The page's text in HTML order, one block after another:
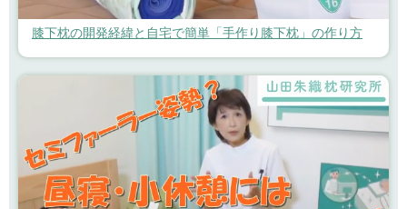
膝下枕の開発経緯と自宅で簡単「手作り膝下枕」の作り方